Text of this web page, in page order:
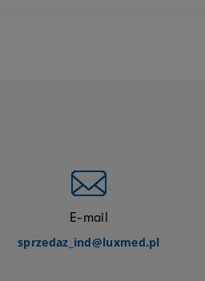
E-mail
sprzedaz_ind@luxmed.pl